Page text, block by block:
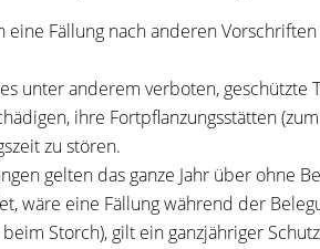
eine Fällung nach anderen
unter anderem verboten, geschützte
ihre Fortpflanzungsstätten
zu stören.
gelten das ganze Jahr über ohne
wäre eine Fällung während der
Storch), gilt ein ganzjähriger